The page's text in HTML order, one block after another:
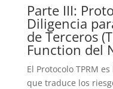
Parte III:
Diligencia
de Terceros
Function del
El Protocolo TPRM
que traduce los